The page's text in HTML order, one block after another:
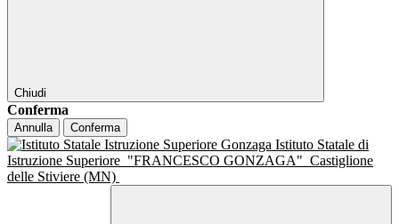
Chiudi
Conferma
Annulla Conferma
Istituto Statale di
Istruzione Superiore "FRANCESCO GONZAGA" Castiglione
delle Stiviere (MN)